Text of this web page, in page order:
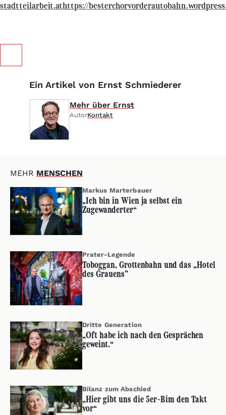
stadtteilarbeit.athttps://
Ein Artikel von Ernst Schmiederer
Mehr über Ernst
AutorKontakt
MEHR MENSCHEN
Markus Marterbauer
„Ich bin in Wien ja selbst ein
Zugewanderter“
Prater-Legende
Toboggan, Grottenbahn und das „Hotel
des Grauens”
Dritte Generation
„Oft habe ich nach den Gesprächen
geweint.“
Bilanz zum Abschied
„Hier gibt uns die 5er-Bim den Takt
vor“